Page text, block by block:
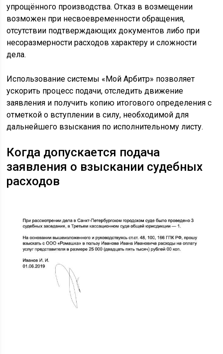
упрощённого производства. Отказ в возмещении
возможен при несвоевременности обращения,
отсутствии подтверждающих документов либо при
несоразмерности расходов характеру и сложности
дела.
Использование системы «Мой Арбитр» позволяет
ускорить процесс подачи, отследить движение
заявления и получить копию итогового определения с
отметкой о вступлении в силу, необходимой для
дальнейшего взыскания по исполнительному листу.
Когда допускается подача
заявления о взыскании судебных
расходов